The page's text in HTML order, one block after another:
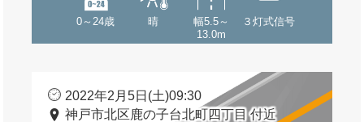
0～24歳 晴
幅5.5～
13.0m
３灯式信号
2022年2月5日(土)09:30
神戸市北区鹿の子台北町四丁目 付近